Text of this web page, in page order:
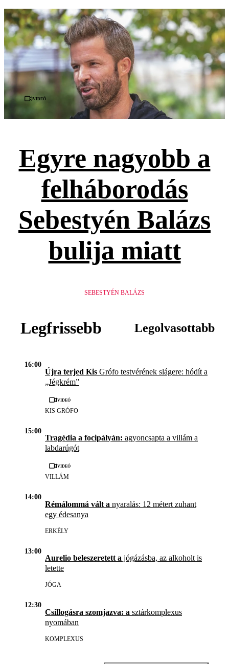
Videó
Egyre nagyobb a
felháborodás
Sebestyén Balázs
bulija miatt
SEBESTYÉN BALÁZS
Legfrissebb Legolvasottabb
16:00
Újra terjed Kis Grófo testvérének slágere: hódít a
„Jégkrém”
Videó
KIS GRÓFO
15:00
Tragédia a focipályán: agyoncsapta a villám a
labdarúgót
Videó
VILLÁM
14:00
Rémálommá vált a nyaralás: 12 métert zuhant
egy édesanya
ERKÉLY
13:00
Aurelio beleszeretett a jógázásba, az alkoholt is
letette
JÓGA
12:30
Csillogásra szomjazva: a sztárkomplexus
nyomában
KOMPLEXUS